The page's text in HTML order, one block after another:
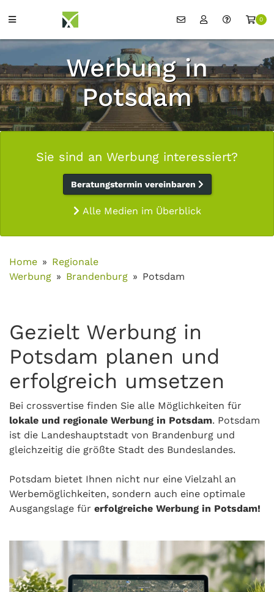
0
Werbung in
Potsdam
Sie sind an Werbung interessiert?
Beratungstermin vereinbaren
Alle Medien im Überblick
Home
Regionale
Werbung
Brandenburg Potsdam
Gezielt Werbung in
Potsdam planen und
erfolgreich umsetzen
Bei crossvertise finden Sie alle Möglichkeiten für
lokale und regionale Werbung in Potsdam. Potsdam
ist die Landeshauptstadt von Brandenburg und
gleichzeitig die größte Stadt des Bundeslandes.
Potsdam bietet Ihnen nicht nur eine Vielzahl an
Werbemöglichkeiten, sondern auch eine optimale
Ausgangslage für erfolgreiche Werbung in Potsdam!